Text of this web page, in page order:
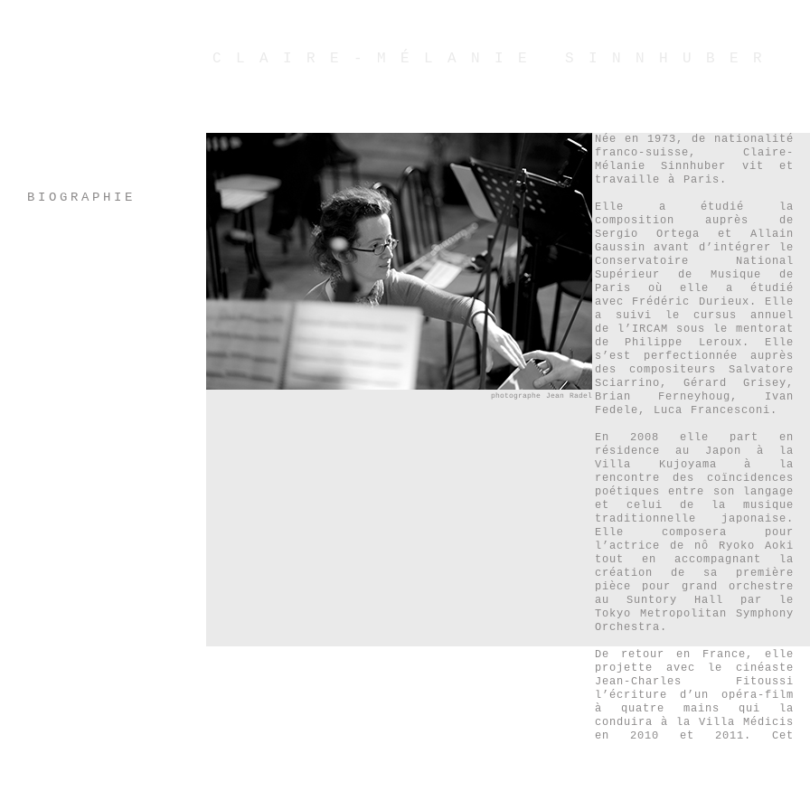
BIOGRAPHIE
photographe Jean Radel
Née en 1973, de nationalité
franco-suisse, Claire-
Mélanie Sinnhuber vit et
travaille à Paris.
Elle a étudié la
composition auprès de
Sergio Ortega et Allain
Gaussin avant d’intégrer le
Conservatoire National
Supérieur de Musique de
Paris où elle a étudié
avec Frédéric Durieux. Elle
a suivi le cursus annuel
de l’IRCAM sous le mentorat
de Philippe Leroux. Elle
s’est perfectionnée auprès
des compositeurs Salvatore
Sciarrino, Gérard Grisey,
Brian Ferneyhoug, Ivan
Fedele, Luca Francesconi.
En 2008 elle part en
résidence au Japon à la
Villa Kujoyama à la
rencontre des coïncidences
poétiques entre son langage
et celui de la musique
traditionnelle japonaise.
Elle composera pour
l’actrice de nô Ryoko Aoki
tout en accompagnant la
création de sa première
pièce pour grand orchestre
au Suntory Hall par le
Tokyo Metropolitan Symphony
Orchestra.
De retour en France, elle
projette avec le cinéaste
Jean-Charles Fitoussi
l’écriture d’un opéra-film
à quatre mains qui la
conduira à la Villa Médicis
en 2010 et 2011. Cet